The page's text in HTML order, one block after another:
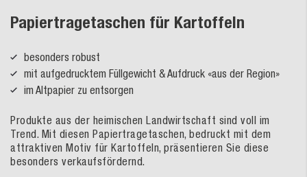
Papiertragetaschen für Kartoffeln
besonders robust
mit aufgedrucktem Füllgewicht & Aufdruck «aus der Region»
im Altpapier zu entsorgen
Produkte aus der heimischen Landwirtschaft sind voll im
Trend. Mit diesen Papiertragetaschen, bedruckt mit dem
attraktiven Motiv für Kartoffeln, präsentieren Sie diese
besonders verkaufsfördernd.